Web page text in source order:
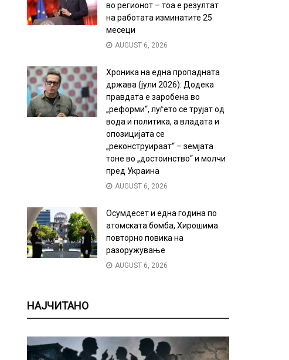
во регионот – тоа е резултат
на работата изминатите 25
месеци
AUGUST 6, 2026
Хроника на една пропадната
држава (јули 2026): Додека
правдата е заробена во
„реформи“, луѓето се трујат од
вода и политика, а владата и
опозицијата се
„реконструираат“ – земјата
тоне во „достоинство“ и молчи
пред Украина
AUGUST 6, 2026
Осумдесет и една година по
атомската бомба, Хирошима
повторно повика на
разоружување
AUGUST 6, 2026
НАЈЧИТАНО